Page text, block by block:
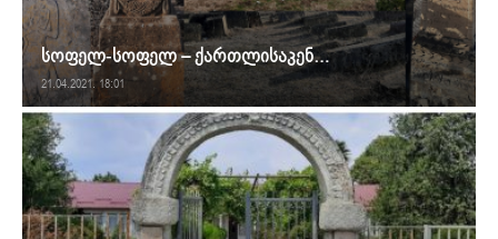
სოფელ-სოფელ – ქართლისაკენ…
21.04.2021. 18:01